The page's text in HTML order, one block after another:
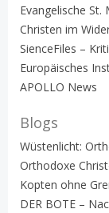
Evangelische
Christen im
SienceFiles –
Europäisches
APOLLO News
Blogs
Wüstenlicht:
Orthodoxe
Kopten ohne
DER BOTE –